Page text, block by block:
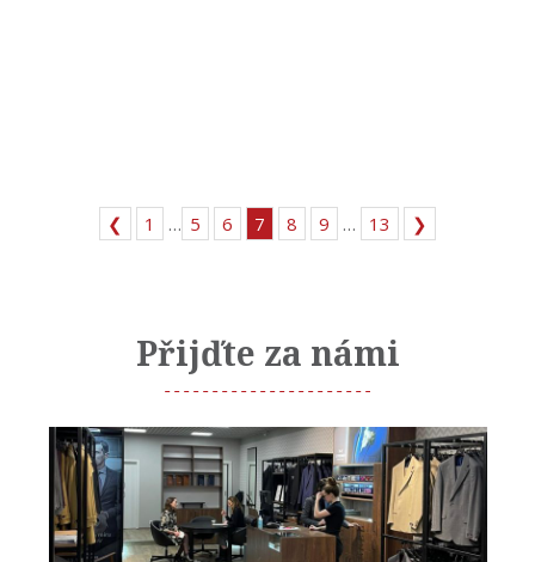
❮ 1 … 5 6 7 8 9 … 13 ❯
Přijďte za námi